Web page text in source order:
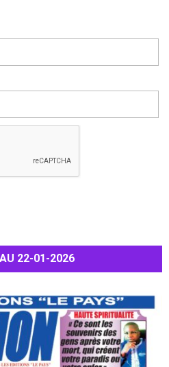
22-01-2026